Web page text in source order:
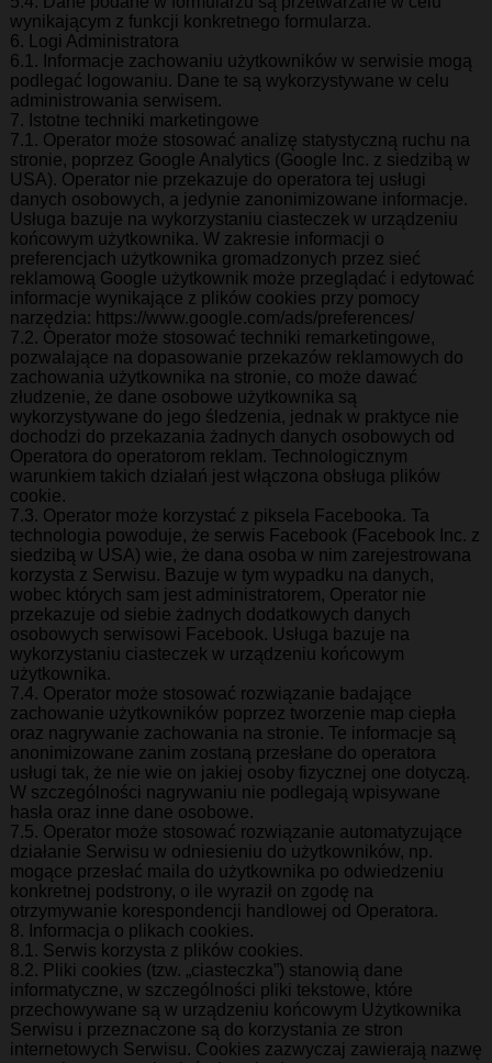
wynikającym z funkcji konkretnego formularza.
6. Logi Administratora
6.1. Informacje zachowaniu użytkowników w serwisie mogą
podlegać logowaniu. Dane te są wykorzystywane w celu
administrowania serwisem.
7. Istotne techniki marketingowe
7.1. Operator może stosować analizę statystyczną ruchu na
stronie, poprzez Google Analytics (Google Inc. z siedzibą w
USA). Operator nie przekazuje do operatora tej usługi
danych osobowych, a jedynie zanonimizowane informacje.
Usługa bazuje na wykorzystaniu ciasteczek w urządzeniu
końcowym użytkownika. W zakresie informacji o
preferencjach użytkownika gromadzonych przez sieć
reklamową Google użytkownik może przeglądać i edytować
informacje wynikające z plików cookies przy pomocy
narzędzia: https://www.google.com/ads/preferences/
7.2. Operator może stosować techniki remarketingowe,
pozwalające na dopasowanie przekazów reklamowych do
zachowania użytkownika na stronie, co może dawać
złudzenie, że dane osobowe użytkownika są
wykorzystywane do jego śledzenia, jednak w praktyce nie
dochodzi do przekazania żadnych danych osobowych od
Operatora do operatorom reklam. Technologicznym
warunkiem takich działań jest włączona obsługa plików
cookie.
7.3. Operator może korzystać z piksela Facebooka. Ta
technologia powoduje, że serwis Facebook (Facebook Inc. z
siedzibą w USA) wie, że dana osoba w nim zarejestrowana
korzysta z Serwisu. Bazuje w tym wypadku na danych,
wobec których sam jest administratorem, Operator nie
przekazuje od siebie żadnych dodatkowych danych
osobowych serwisowi Facebook. Usługa bazuje na
wykorzystaniu ciasteczek w urządzeniu końcowym
użytkownika.
7.4. Operator może stosować rozwiązanie badające
zachowanie użytkowników poprzez tworzenie map ciepła
oraz nagrywanie zachowania na stronie. Te informacje są
anonimizowane zanim zostaną przesłane do operatora
usługi tak, że nie wie on jakiej osoby fizycznej one dotyczą.
W szczególności nagrywaniu nie podlegają wpisywane
hasła oraz inne dane osobowe.
7.5. Operator może stosować rozwiązanie automatyzujące
działanie Serwisu w odniesieniu do użytkowników, np.
mogące przesłać maila do użytkownika po odwiedzeniu
konkretnej podstrony, o ile wyraził on zgodę na
otrzymywanie korespondencji handlowej od Operatora.
8. Informacja o plikach cookies.
8.1. Serwis korzysta z plików cookies.
8.2. Pliki cookies (tzw. „ciasteczka”) stanowią dane
informatyczne, w szczególności pliki tekstowe, które
przechowywane są w urządzeniu końcowym Użytkownika
Serwisu i przeznaczone są do korzystania ze stron
internetowych Serwisu. Cookies zazwyczaj zawierają nazwę